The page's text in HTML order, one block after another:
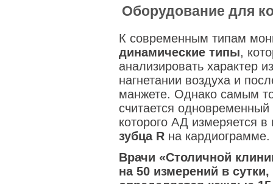
Оборудование для
К современным типам
динамические типы,
анализировать характер
нагнетании воздуха и
манжете. Однако самым
считается
которого АД измеряется
зубца R на кардиограмме.
Врачи «Столичной
на 50 измерений в